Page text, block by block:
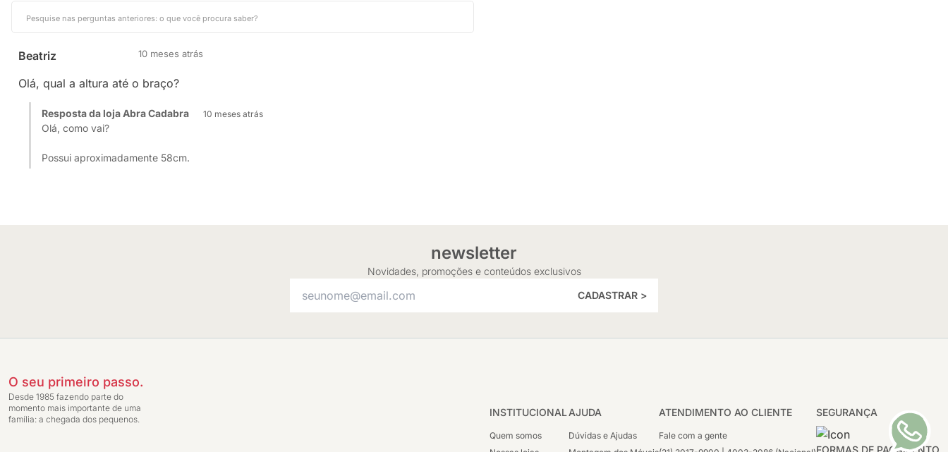
Beatriz 10 meses atrás
Olá, qual a altura até o braço?
Resposta da loja Abra Cadabra 10 meses atrás
Olá, como vai?
Possui aproximadamente 58cm.
newsletter
Novidades, promoções e conteúdos exclusivos
CADASTRAR >
O seu primeiro passo.
Desde 1985 fazendo parte do
momento mais importante de uma
família: a chegada dos pequenos.
INSTITUCIONAL
Quem somos
AJUDA
Dúvidas e Ajudas
SEGURANÇA
ATENDIMENTO AO CLIENTE
Fale com a gente